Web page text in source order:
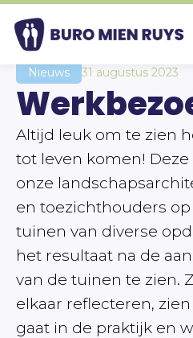
Ga
naar
inhoudNieuws 31 augustus 2023
Altijd leuk om te zien
tot leven komen!
onze
en toezichthouders
tuinen van diverse
het resultaat na de
van de tuinen te zien.
elkaar reflecteren,
gaat in de praktijk en